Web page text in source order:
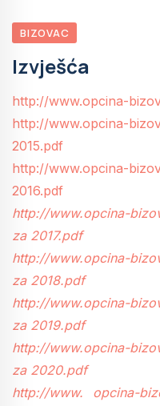
BIZOVAC
Izvješća
http://www.opcina-
http://www.opcina-
2015.pdf
http://www.opcina-
2016.pdf
http://www.opcina-
za 2017.pdf
http://www.opcina-
za 2018.pdf
http://www.opcina-
za 2019.pdf
http://www.opcina-
za 2020.pdf
http://www. opcina-